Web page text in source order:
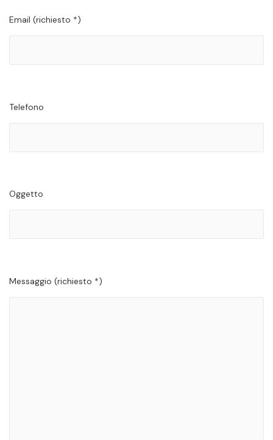
Email (richiesto *)
Telefono
Oggetto
Messaggio (richiesto *)